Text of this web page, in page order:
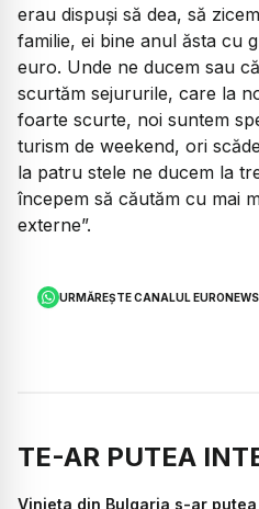
erau dispuși să dea, să
familie, ei bine anul ăsta cu
euro. Unde ne ducem sau
scurtăm sejururile, care la
foarte scurte, noi suntem
turism de weekend, ori
la patru stele ne ducem la
începem să căutăm cu mai
externe”.
URMĂREȘTE CANALUL
TE-AR PUTEA
Vinieta din Bulgaria s-ar